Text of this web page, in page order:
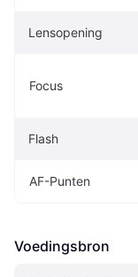
Lensopening
Focus
Flash
AF-Punten
Voedingsbron